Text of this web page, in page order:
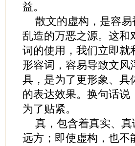
益。
散文的虚构，是容
乱造的万恶之源。这和
词的使用，我们立即就
形容词，容易导致文
具，是为了更形象、具
的表达效果。换句话
为了贴紧。
真，包含着真实、
远方；即使虚构，也不